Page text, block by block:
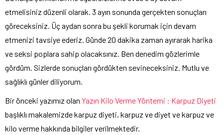
etmelisiniz düzenli olarak. 3 ayın sonunda gerçekten sonuçları
göreceksiniz. Üç aydan sonra bu şekli korumak için devam
etmenizi tavsiye ederiz. Günde 20 dakika zaman ayırarak harika
ve seksi poplara sahip olacaksınız. Ben denedim gözlerimle
gördüm. Sizlerde sonuçları gördükten sevineceksiniz. Mutlu ve
sağlıklı günler diliyorum.
Bir önceki yazımız olan Yazın Kilo Verme Yöntemi : Karpuz Diyeti
başlıklı makalemizde karpuz diyeti, karpuz ve diyet ve karpuz ve
kilo verme hakkında bilgiler verilmektedir.